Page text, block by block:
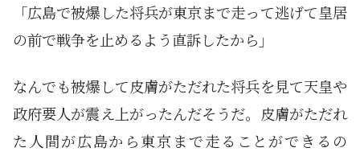
「広島で被爆した将兵が東京まで走って逃げて皇居
の前で戦争を止めるよう直訴したから」
なんでも被爆して皮膚がただれた将兵を見て天皇や
政府要人が震え上がったんだそうだ。皮膚がただれ
た人間が広島から東京まで走ることができるの